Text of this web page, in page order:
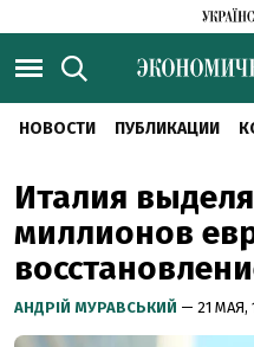
НОВОСТИ ПУБЛИКАЦИИ
Италия
миллионов
АНДРІЙ МУРАВСЬКИЙ — 21 МАЯ,